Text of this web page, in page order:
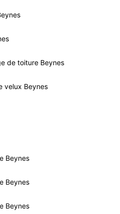
de toiture Beynes
velux Beynes
Beynes
Beynes
Beynes